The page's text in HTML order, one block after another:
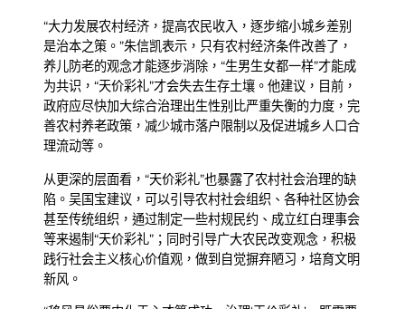
“大力发展农村经济，提高农民收入，逐步缩小城乡差别
是治本之策。”朱信凯表示，只有农村经济条件改善了，
养儿防老的观念才能逐步消除，“生男生女都一样”才能成
为共识，“天价彩礼”才会失去生存土壤。他建议，目前，
政府应尽快加大综合治理出生性别比严重失衡的力度，完
善农村养老政策，减少城市落户限制以及促进城乡人口合
理流动等。
从更深的层面看，“天价彩礼”也暴露了农村社会治理的缺
陷。吴国宝建议，可以引导农村社会组织、各种社区协会
甚至传统组织，通过制定一些村规民约、成立红白理事会
等来遏制“天价彩礼”；同时引导广大农民改变观念，积极
践行社会主义核心价值观，做到自觉摒弃陋习，培育文明
新风。